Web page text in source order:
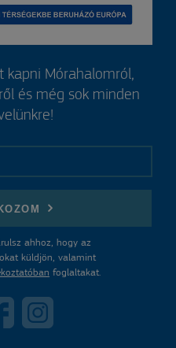
kapni Mórahalomról,
és még sok minden
ahhoz, hogy az
küldjön, valamint
foglaltakat.